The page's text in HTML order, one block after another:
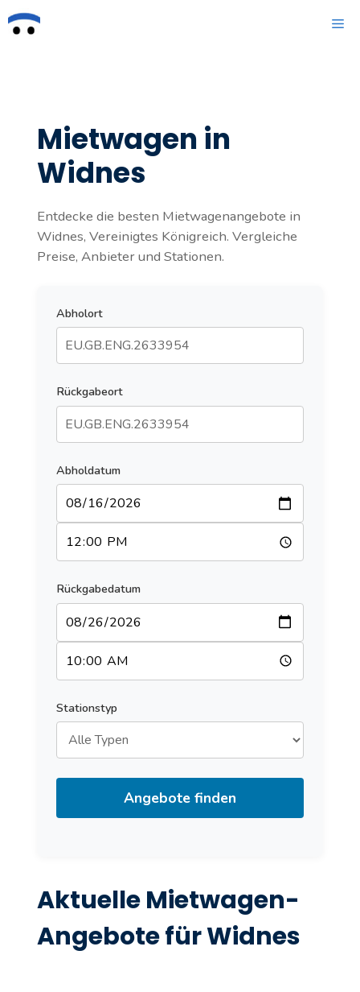
Zum
Inhalt
Mietwagen in
Widnes
Entdecke die besten Mietwagenangebote in
Widnes, Vereinigtes Königreich. Vergleiche
Preise, Anbieter und Stationen.
Abholort
Rückgabeort
Abholdatum
Rückgabedatum
Stationstyp
Angebote finden
Aktuelle Mietwagen-
Angebote für Widnes